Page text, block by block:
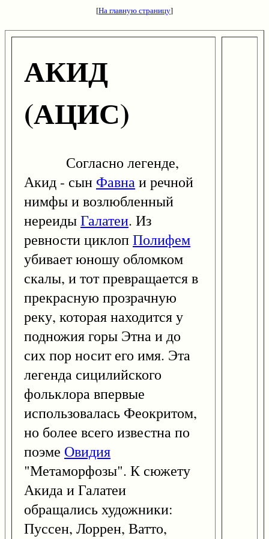
[На главную страницу]
АКИД
(АЦИС)
Согласно легенде,
Акид - сын Фавнаи речной
нимфы и возлюбленный
нереидыГалатеи. Из
ревности циклопПолифем
убивает юношу обломком
скалы, и тот превращается в
прекрасную прозрачную
реку, которая находится у
подножия горы Этна и до
сих пор носит его имя. Эта
легенда сицилийского
фольклора впервые
использовалась Феокритом,
но более всего известна по
поэме Овидия
"Метаморфозы". К сюжету
Акида и Галатеи
обращались художники:
Пуссен, Лоррен, Ватто,